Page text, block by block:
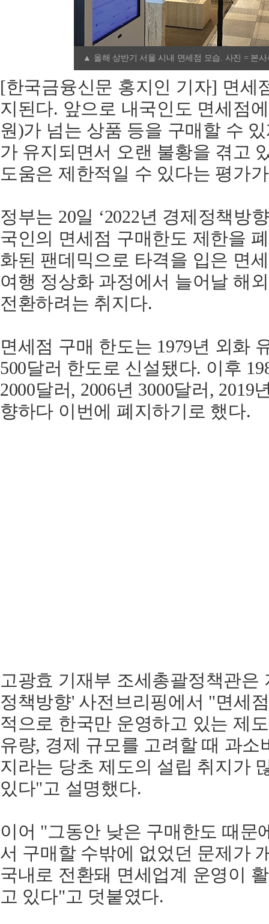
▲ 올해 상반기 서울 시내 면세점 모습. 사진 = 본사
[한국금융신문 홍지인 기자] 면세
지된다. 앞으로 내국인도 면세점
원)가 넘는 상품 등을 구매할 수
가 유지되면서 오랜 불황을 겪고
도움은 제한적일 수 있다는 평가
정부는 20일 ‘2022년 경제정책방
국인의 면세점 구매한도 제한을
화된 팬데믹으로 타격을 입은 면
여행 정상화 과정에서 늘어날 해
전환하려는 취지다.
면세점 구매 한도는 1979년 외화
500달러 한도로 신설됐다. 이후
2000달러, 2006년 3000달러, 2019
향하다 이번에 폐지하기로 했다.
고광효 기재부 조세총괄정책관은
정책방향' 사전브리핑에서 "면세
적으로 한국만 운영하고 있는 제
유량, 경제 규모를 고려할 때 과소
지라는 당초 제도의 설립 취지가
있다"고 설명했다.
이어 "그동안 낮은 구매한도 때문
서 구매할 수밖에 없었던 문제가
국내로 전환돼 면세업계 운영이
고 있다"고 덧붙였다.